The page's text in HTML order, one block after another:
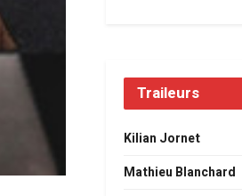
Traileurs
Kilian Jornet
Mathieu Blanchard